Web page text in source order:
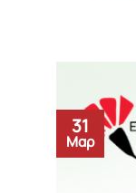
31
Μαρ